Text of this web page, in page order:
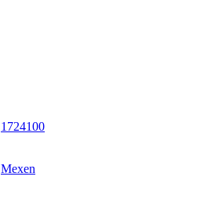
1724100
Mexen